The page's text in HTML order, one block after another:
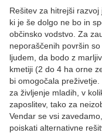
Rešitev za hitrejši
ki je še dolgo ne bo in
občinsko vodstvo. Za
neporaščenih površin
ljudem, da bodo z
kmetiji (2 do 4 ha orne
bi omogočala
za življenje mladih, v
zaposlitev, tako za
Vendar se vsi
poiskati alternativne